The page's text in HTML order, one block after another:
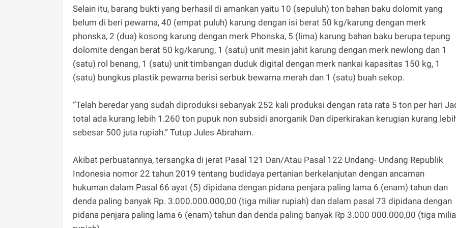
Selain itu, barang bukti yang berhasil di amankan yaitu 10 (sepuluh) ton bahan baku dolomit yang
belum di beri pewarna, 40 (empat puluh) karung dengan isi berat 50 kg/karung dengan merk
phonska, 2 (dua) kosong karung dengan merk Phonska, 5 (lima) karung bahan baku berupa tepung
dolomite dengan berat 50 kg/karung, 1 (satu) unit mesin jahit karung dengan merk newlong dan 1
(satu) rol benang, 1 (satu) unit timbangan duduk digital dengan merk nankai kapasitas 150 kg, 1
(satu) bungkus plastik pewarna berisi serbuk bewarna merah dan 1 (satu) buah sekop.
“Telah beredar yang sudah diproduksi sebanyak 252 kali produksi dengan rata rata 5 ton per hari
total ada kurang lebih 1.260 ton pupuk non subsidi anorganik Dan diperkirakan kerugian kurang
sebesar 500 juta rupiah.” Tutup Jules Abraham.
Akibat perbuatannya, tersangka di jerat Pasal 121 Dan/Atau Pasal 122 Undang- Undang Republik
Indonesia nomor 22 tahun 2019 tentang budidaya pertanian berkelanjutan dengan ancaman
hukuman dalam Pasal 66 ayat (5) dipidana dengan pidana penjara paling lama 6 (enam) tahun dan
denda paling banyak Rp. 3.000.000.000,00 (tiga miliar rupiah) dan dalam pasal 73 dipidana dengan
pidana penjara paling lama 6 (enam) tahun dan denda paling banyak Rp 3.000 000.000,00 (tiga